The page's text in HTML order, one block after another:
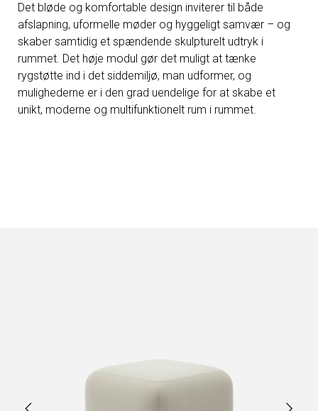
Det bløde og komfortable design inviterer til både
afslapning, uformelle møder og hyggeligt samvær – og
skaber samtidig et spændende skulpturelt udtryk i
rummet. Det høje modul gør det muligt at tænke
rygstøtte ind i det siddemiljø, man udformer, og
mulighederne er i den grad uendelige for at skabe et
unikt, moderne og multifunktionelt rum i rummet.